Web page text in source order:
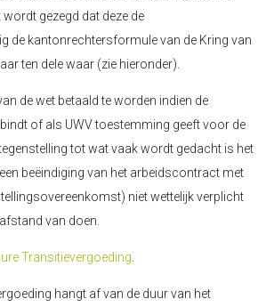
gezegd dat deze de
de kantonrechtersformule van de Kring van
ten dele waar (zie hieronder).
de wet betaald te worden indien de
of als UWV toestemming geeft voor de
tot wat vaak wordt gedacht is het
beëindiging van het arbeidscontract met
niet wettelijk verplicht
van doen.
Transitievergoeding
hangt af van de duur van het